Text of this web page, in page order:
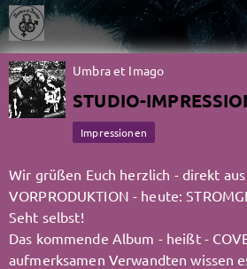
Umbra et Imago
STUDIO-
Impressionen
Wir grüßen Euch herzlich - direkt
VORPRODUKTION - heute:
Seht selbst!
Das kommende Album - heißt -
aufmerksamen Verwandten wissen